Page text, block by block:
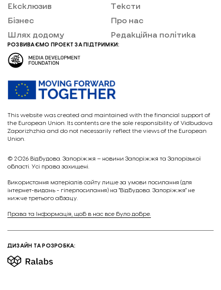
Ексклюзив
Бізнес
Шлях додому
Тексти
Про нас
Редакційна політика
РОЗВИВАЄМО ПРОЕКТ ЗА ПІДТРИМКИ:
This website was created and maintained with the financial support of
the European Union. Its contents are the sole responsibility of Vidbudova
Zaporizhzhia and do not necessarily reflect the views of the European
Union.
© 2026 Відбудова. Запоріжжя – новини Запоріжжя та Запорізької
області. Усі права захищені.
Викориcтання матеріалів сайту лише за умови посилання (для
інтернет-видань - гіперпосилання) на "Відбудова. Запоріжжя" не
нижче третього абзацу.
Права та Інформація, щоб в нас все було добре.
ДИЗАЙН ТА РОЗРОБКА: